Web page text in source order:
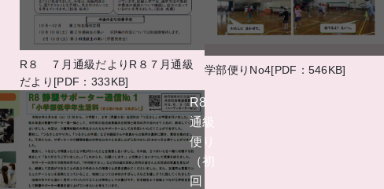
R８ ７月通級だよりR８７月通級
だより[PDF：333KB]
学部便りNo4[PDF：546KB]
R8
通級
便り
（初
回